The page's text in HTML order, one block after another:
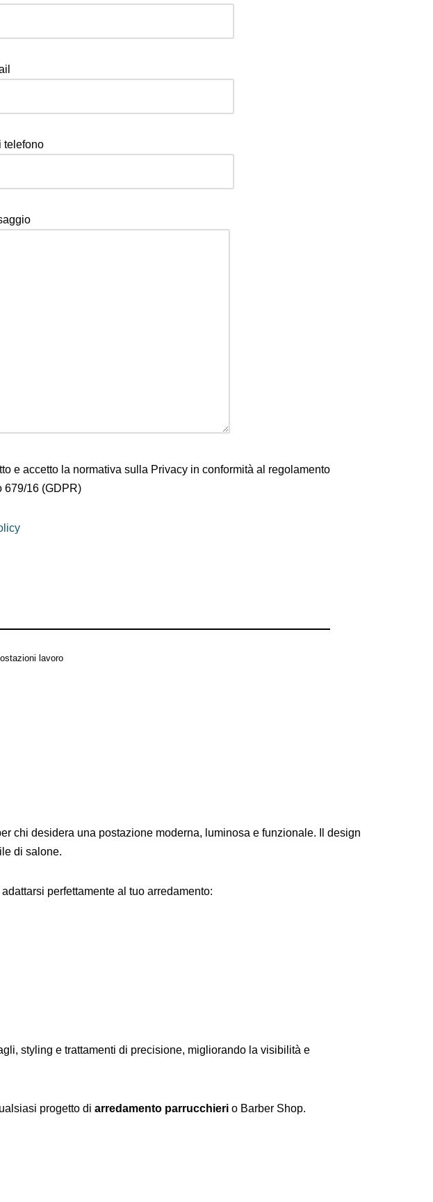
telefono
e accetto la normativa sulla Privacy in conformità al regolamento
679/16 (GDPR)
lavoro
chi desidera una postazione moderna, luminosa e funzionale. Il design
di salone.
adattarsi perfettamente al tuo arredamento:
styling e trattamenti di precisione, migliorando la visibilità e
progetto di arredamento parrucchieri o Barber Shop.